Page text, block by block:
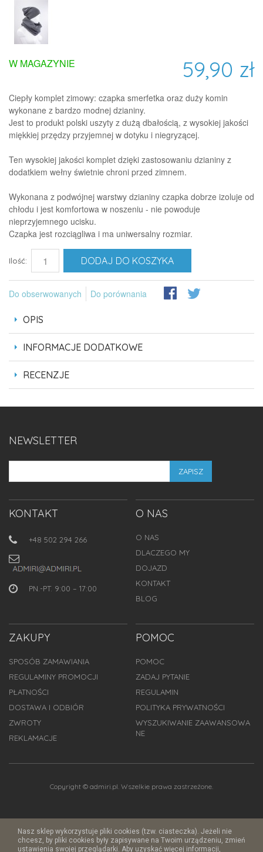
59,90 zł
W MAGAZYNIE
Ciepły komplet zimowy: czapka smerfetka oraz duży komin
wykonane z bardzo modnej dzianiny.
Jest to produkt polski uszyty z dużą dbałością, z wysokiej jakości
miękkiej przędzy przyjemnej w dotyku i niegryzącej.
Ten wysokiej jakości komplet dzięki zastosowaniu dzianiny z
dodatkiem wełny świetnie chroni przed zimnem.
Wykonana z podwójnej warstwy dzianiny czapka dobrze izoluje od
chłodu i jest komfortowa w noszeniu - nie powoduje
nieprzyjemnego ucisku.
Czapka jest rozciągliwa i ma uniwersalny rozmiar.
Ilość: DODAJ DO KOSZYKA
Do obserwowanych Do porównania
OPIS
INFORMACJE DODATKOWE
RECENZJE
NEWSLETTER
ZAPISZ
KONTAKT
+48 502 294 266
PN.-PT. 9:00 – 17:00
O NAS
O NAS
DLACZEGO MY
DOJAZD
KONTAKT
BLOG
ZAKUPY
SPOSÓB ZAMAWIANIA
REGULAMINY PROMOCJI
PŁATNOŚCI
DOSTAWA I ODBIÓR
ZWROTY
REKLAMACJE
POMOC
POMOC
ZADAJ PYTANIE
REGULAMIN
POLITYKA PRYWATNOŚCI
WYSZUKIWANIE ZAAWANSOWA
NE
Copyright © admiri.pl. Wszelkie prawa zastrzeżone.
Nasz sklep wykorzystuje pliki cookies (tzw. ciasteczka). Jeżeli nie
chcesz, by pliki cookies były zapisywane na Twoim urządzeniu, zmień
ustawienia swojej przeglądarki. Aby uzyskać więcej informacji,